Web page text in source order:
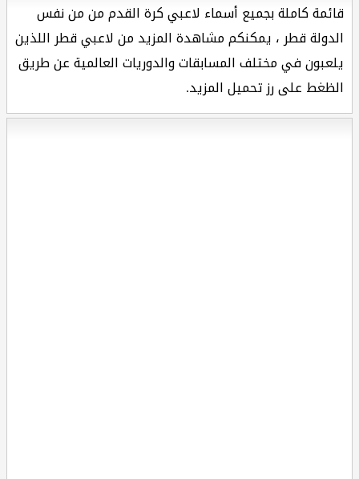
قائمة كاملة بجميع أسماء لاعبي كرة القدم من من نفس
الدولة قطر ، يمكنكم مشاهدة المزيد من لاعبي قطر اللذين
يلعبون في مختلف المسابقات والدوريات العالمية عن طريق
الظغط على رز تحميل المزيد.